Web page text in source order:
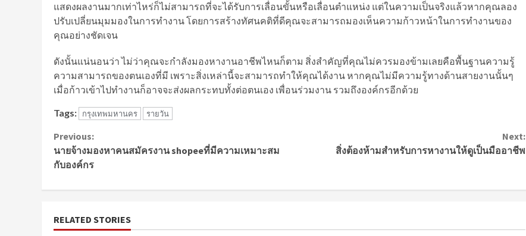
แสดงผลงานมากเท่าไหร่ก็ไม่สามารถที่จะได้รับการเลื่อนขั้นหรือเลื่อนตำแหน่ง แต่ในความเป็นจริงแล้วหากคุณลอง
ปรับเปลี่ยนมุมมองในการทำงาน โดยการสร้างทัศนคติที่ดีคุณจะสามารถมองเห็นความก้าวหน้าในการทำงานของ
คุณอย่างชัดเจน
ดังนั้นแน่นอนว่า ไม่ว่าคุณจะกำลังมองหางานอาชีพไหนก็ตาม สิ่งสำคัญที่คุณไม่ควรมองข้ามเลยคือพื้นฐานความรู้
ความสามารถของตนเองที่มี เพราะสิ่งเหล่านี้จะสามารถทำให้คุณได้งาน หากคุณไม่มีความรู้ทางด้านสายงานนั้นๆ
เมื่อก้าวเข้าไปทำงานก็อาจจะส่งผลกระทบทั้งต่อตนเอง เพื่อนร่วมงาน รวมถึงองค์กรอีกด้วย
Tags: กรุงเทพมหานคร รายวัน
Continue
Reading
Previous:
นายจ้างมองหาคนสมัครงาน shopeeที่มีความเหมาะสม
กับองค์กร
Next:
สิ่งต้องห้ามสำหรับการหางานให้ดูเป็นมืออาชีพ
RELATED STORIES